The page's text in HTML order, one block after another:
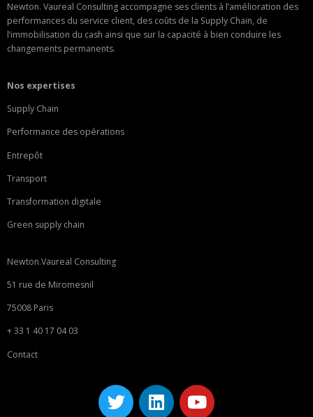
Newton. Vaureal Consulting accompagne ses clients à l’amélioration des
performances du service client, des coûts de la Supply Chain, de
l’immobilisation du cash ainsi que sur la capacité à bien conduire les
changements permanents.
Nos expertises
Supply Chain
Performance des opérations
Entrepôt
Transport
Transformation digitale
Green supply chain
Newton.Vaureal Consulting
51 rue de Miromesnil
75008 Paris
+ 33 1 40 17 04 03
Contact